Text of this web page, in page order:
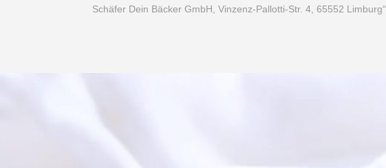
Schäfer Dein Bäcker GmbH, Vinzenz-Pallotti-Str. 4, 65552 Limburg“